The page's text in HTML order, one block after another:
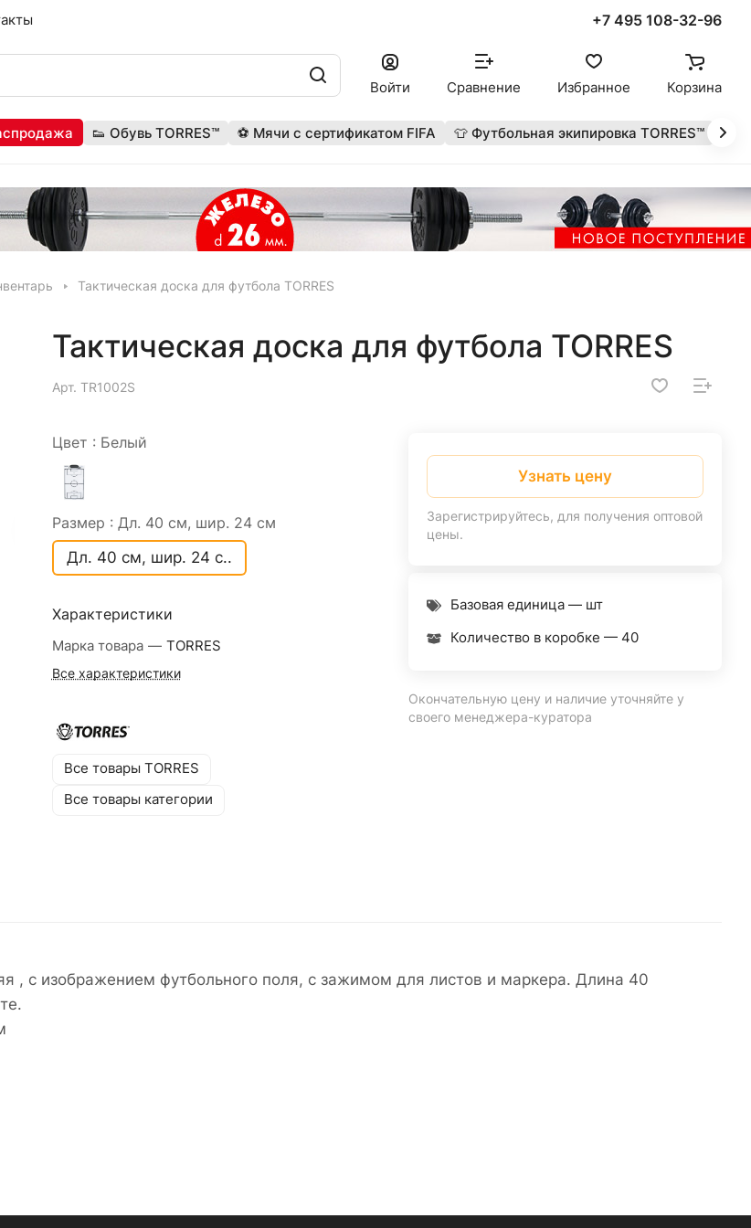
+7 495 108-32-96
Войти Сравнение Избранное Корзина
👟 Обувь TORRES™ ⚽ Мячи с сертификатом FIFA 👕 Футбольная экипировка TORRES™ 🔥
Тактическая доска для футбола TORRES
Тактическая доска для футбола TORRES
Арт. TR1002S
Цвет : Белый
Размер : Дл. 40 см, шир. 24 см
Дл. 40 см, шир. 24 с..
Характеристики
Марка товара — TORRES
Все характеристики
Все товары TORRES
Все товары категории
Узнать цену
Зарегистрируйтесь, для получения оптовой
цены.
Базовая единица — шт
Количество в коробке — 40
Окончательную цену и наличие уточняйте у
своего менеджера-куратора
, с изображением футбольного поля, с зажимом для листов и маркера. Длина 40